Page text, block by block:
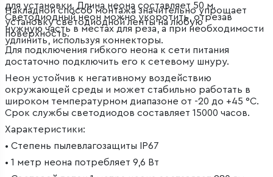
для установки. Длина неона составляет 50 м.
Светодиодный неон можно укоротить, отрезав
нужную часть в местах для реза, а при необходимости
удлинить, используя коннекторы.
Накладной способ монтажа значительно упрощает
установку светодиодной ленты на любую
поверхность.
Для подключения гибкого неона к сети питания
достаточно подключить его к сетевому шнуру.
Неон устойчив к негативному воздействию
окружающей среды и может стабильно работать в
широком температурном диапазоне от -20 до +45 °C.
Срок службы светодиодов составляет 15000 часов.
Характеристики:
• Степень пылевлагозащиты IP67
• 1 метр неона потребляет 9,6 Вт